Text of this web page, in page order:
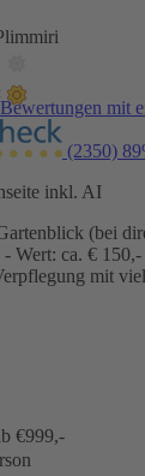
mit
(2350)
inkl. AI
(bei
Wert: ca. €
mit
€999,-